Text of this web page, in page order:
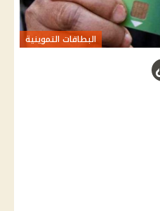
البطاقات التموينية